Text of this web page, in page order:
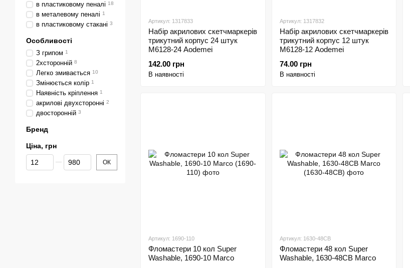
Артикул: 1317833
Набір акрилових скетчмаркерів
трикутний корпус 24 штук
M6128-24 Aodemei
142.00 грн
В наявності
Артикул: 1317832
Набір акрилових скетчмаркерів
трикутний корпус 12 штук
M6128-12 Aodemei
74.00 грн
В наявності
Артикул: 1690-110
Фломастери 10 кол Super
Washable, 1690-10 Marco
Артикул: 1630-48CB
Фломастери 48 кол Super
Washable, 1630-48CB Marco
в пластиковому пеналі 18
в металевому пеналі 1
в пластиковому стакані 3
Особливості
З грипом 1
2хсторонній 8
Легко змивається 10
Змінюється колір 1
Наявність кріплення 1
акрилові двухсторонні 2
двосторонній 3
Бренд
Ціна, грн
Від Ціна, грн
До Ціна, грн ОК